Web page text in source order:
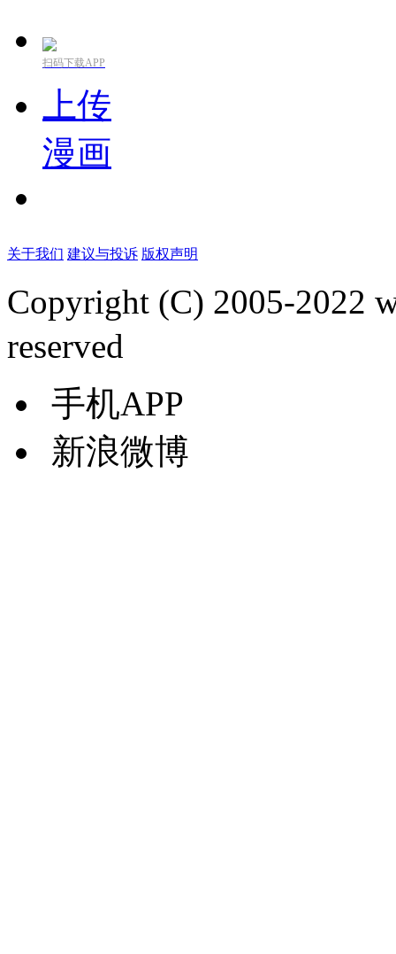
扫码下载APP
上传
漫画
关于我们 建议与投诉 版权声明
Copyright (C) 2005-2022
reserved
手机APP
新浪微博